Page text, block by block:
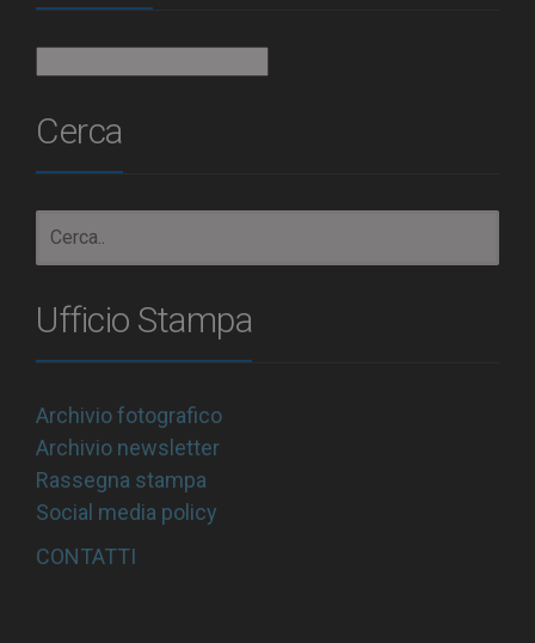
Cerca
Ufficio Stampa
Archivio fotografico
Archivio newsletter
Rassegna stampa
Social media policy
CONTATTI